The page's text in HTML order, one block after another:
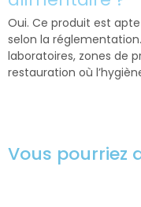
Oui. Ce produit est
selon la
laboratoires, zones de
restauration où
Vous pourriez